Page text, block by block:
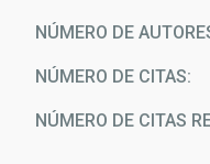
NÚMERO DE
NÚMERO DE CITAS
NÚMERO DE CITAS